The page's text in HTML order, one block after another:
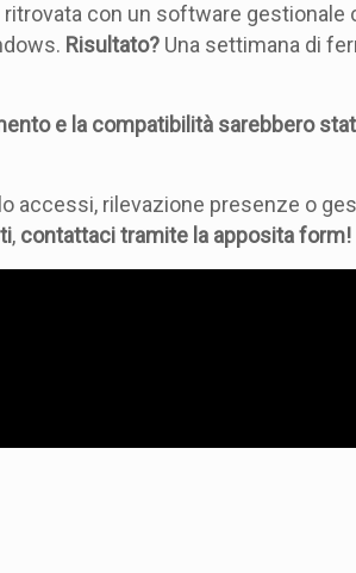
con un software
Risultato?Una settimana di
e la compatibilità sarebbero
accessi, rilevazione presenze o
, contattaci tramite la apposita form!